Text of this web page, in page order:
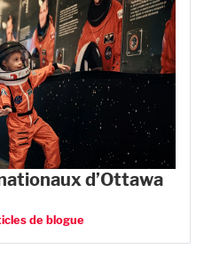
d’Ottawa
de blogue